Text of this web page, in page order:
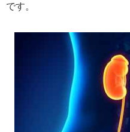
です。